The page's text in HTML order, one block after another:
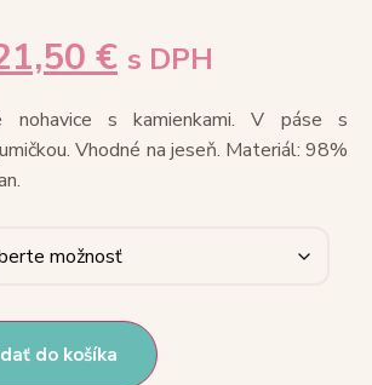
€ s DPH
nohavice s kamienkami. V páse s
Vhodné na jeseň. Materiál: 98%
do košíka